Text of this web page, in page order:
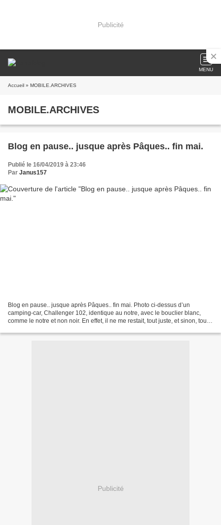
Publicité
MENU
Accueil » MOBILE.ARCHIVES
MOBILE.ARCHIVES
Blog en pause.. jusque après Pâques.. fin mai.
Publié le 16/04/2019 à 23:46
Par Janus157
Blog en pause.. jusque après Pâques.. fin mai. Photo ci-dessus d’un
camping-car, Challenger 102, identique au notre, avec le bouclier blanc,
comme le notre et non noir. En effet, il ne me restait, tout juste, et sinon, tout
Publicité